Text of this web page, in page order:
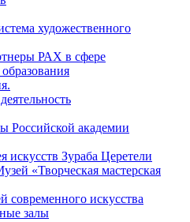
художественного
РАХ в сфере
Российской академии
Зураба Церетели
«Творческая мастерская
современного искусства
залы